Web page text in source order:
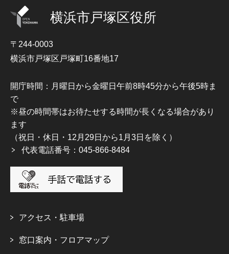
横浜市戸塚区役所
〒244-0003
横浜市戸塚区戸塚町16番地17
開庁時間：月曜日から金曜日午前8時45分から午後5時ま
で
※昼の時間帯はお待たせする時間が長くなる場合があり
ます
（祝日・休日・12月29日から1月3日を除く）
代表電話番号：045-866-8484
アクセス・駐車場
窓口案内・フロアマップ